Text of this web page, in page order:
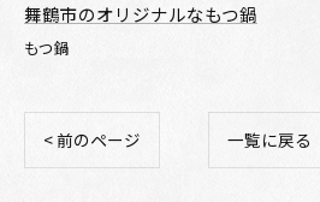
舞鶴市のオリジナルなもつ鍋
もつ鍋
< 前のページ 一覧に戻る